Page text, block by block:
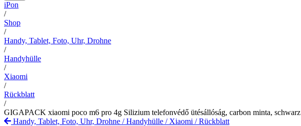
iPon
/
Shop
/
Handy, Tablet, Foto, Uhr, Drohne
/
Handyhülle
/
Xiaomi
/
Rückblatt
/
GIGAPACK xiaomi poco m6 pro 4g Silizium telefonvédő ütésállóság, carbon minta, schwarz
Handy, Tablet, Foto, Uhr, Drohne /Handyhülle / Xiaomi /Rückblatt